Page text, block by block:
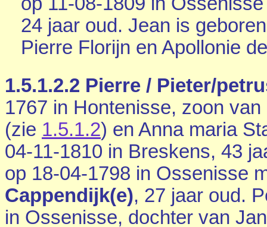
24 jaar oud. Jean is
Pierre Florijn en Apollonie
1.5.1.2.2 Pierre / Pieter/
1767 in Hontenisse, zoon
(zie 1.5.1.2) en Anna maria
04-11-1810 in Breskens, 43
op 18-04-1798 in Ossenisse
Cappendijk(e), 27 jaar oud.
in Ossenisse, dochter van